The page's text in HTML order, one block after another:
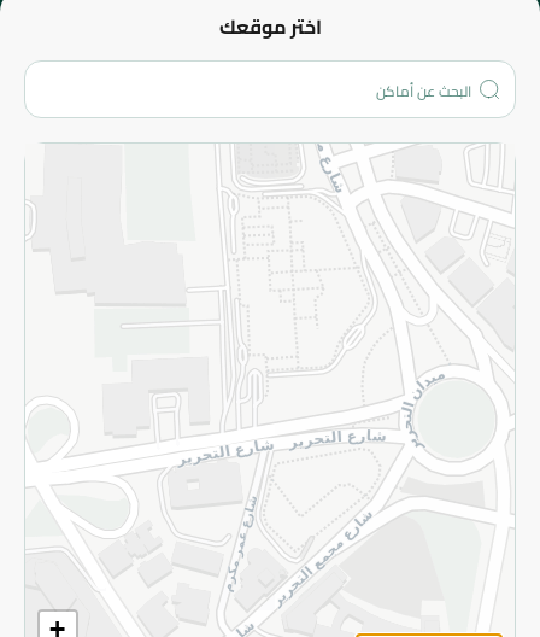
اختر موقعك
+
من نحن؟
الفروع
المزيد
الاسترجاع
سياسة الاستخدام
سياسة الخصوصية
قم بالتسجيل للنشرة
©2026 - Spinneys | جميع الحقوق محفوظة